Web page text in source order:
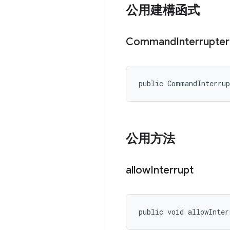
公用建構函式
CommandInterrupter
public
公用方法
allowInterrupt
public void